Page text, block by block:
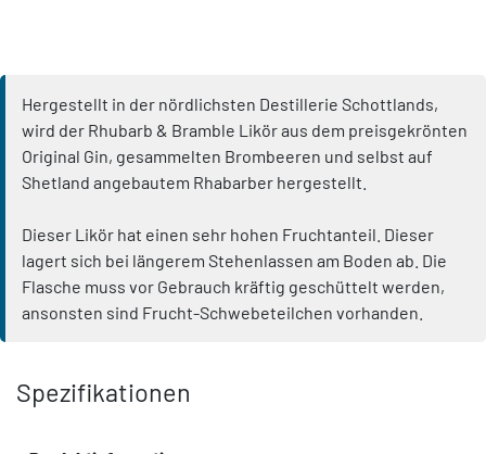
Hergestellt in der nördlichsten Destillerie Schottlands,
wird der Rhubarb & Bramble Likör aus dem preisgekrönten
Original Gin, gesammelten Brombeeren und selbst auf
Shetland angebautem Rhabarber hergestellt.
Dieser Likör hat einen sehr hohen Fruchtanteil. Dieser
lagert sich bei längerem Stehenlassen am Boden ab. Die
Flasche muss vor Gebrauch kräftig geschüttelt werden,
ansonsten sind Frucht-Schwebeteilchen vorhanden.
Spezifikationen